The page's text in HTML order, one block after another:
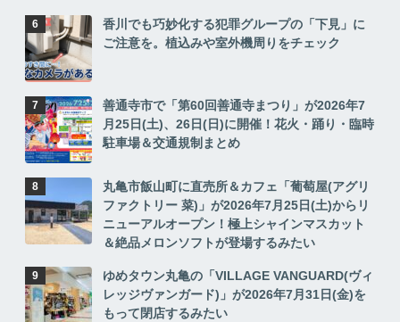
香川でも巧妙化する犯罪グループの「下見」に
ご注意を。植込みや室外機周りをチェック
善通寺市で「第60回善通寺まつり」が2026年7
月25日(土)、26日(日)に開催！花火・踊り・臨時
駐車場＆交通規制まとめ
丸亀市飯山町に直売所＆カフェ「葡萄屋(アグリ
ファクトリー 菜)」が2026年7月25日(土)からリ
ニューアルオープン！極上シャインマスカット
＆絶品メロンソフトが登場するみたい
ゆめタウン丸亀の「VILLAGE VANGUARD(ヴィ
レッジヴァンガード)」が2026年7月31日(金)を
もって閉店するみたい